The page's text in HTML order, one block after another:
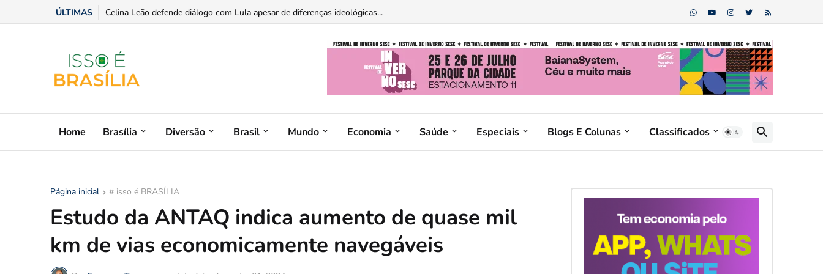
ÚLTIMAS Evento marca 21 anos de Augusto Nardes no Tribunal de Contas da União...
Home Brasília Diversão Brasil Mundo Economia Saúde Especiais Blogs E Colunas Classificados
Página inicial # isso é BRASÍLIA
Estudo da ANTAQ indica aumento de quase mil
km de vias economicamente navegáveis